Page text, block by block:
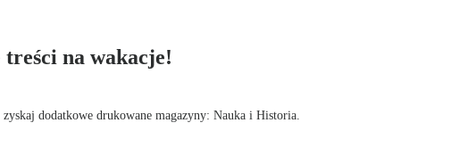
na wakacje!
dodatkowe drukowane magazyny: Nauka i Historia.